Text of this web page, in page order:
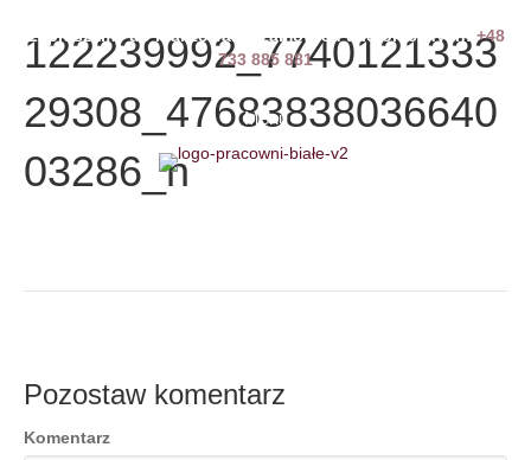
Zapraszamy do realizowania zamówień telefonicznych: +48
733 885 881
Menu
122239992_7740121333
29308_47683838036640
03286_n
Pozostaw komentarz
Komentarz